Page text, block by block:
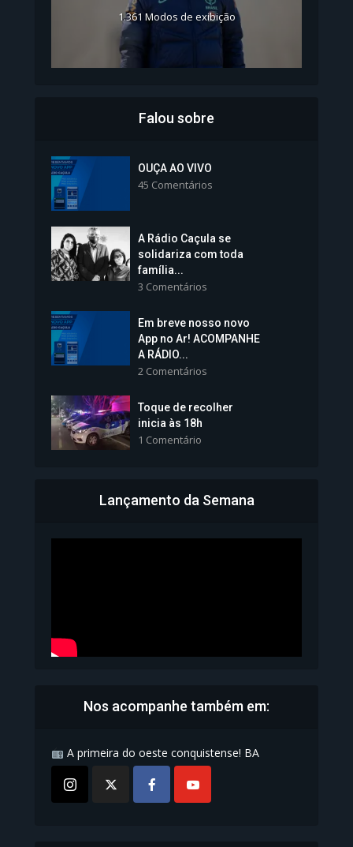
1.361 Modos de exibição
Colégios da Polícia...
Vice-Prefeita Sheila Lemos
tomará posse nesta...
1.101 Modos de exibição
Bahia inicia emissão da
Falou sobre
OUÇA AO VIVO
45 Comentários
A Rádio Caçula se
solidariza com toda
família...
3 Comentários
Em breve nosso novo
App no Ar! ACOMPANHE
A RÁDIO...
2 Comentários
Toque de recolher
inicia às 18h
1 Comentário
Lançamento da Semana
Nos acompanhe também em:
A primeira do oeste conquistense! BA